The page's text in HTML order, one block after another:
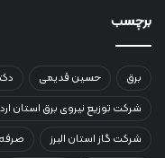
برچسب
برق حسین قدیمی
شرکت توزیع نیروی برق استان
شرکت گاز استان البرز